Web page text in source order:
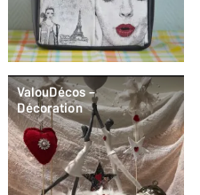
ValouDécos –
Décoration